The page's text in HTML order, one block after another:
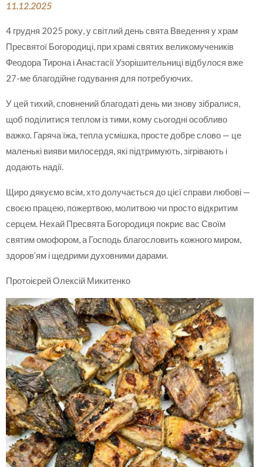
11.12.2025
4 грудня 2025 року, у світлий день свята Введення у храм
Пресвятої Богородиці, при храмі святих великомучеників
Феодора Тирона і Анастасії Узорішительниці відбулося вже
27-ме благодійне годування для потребуючих.
У цей тихий, сповнений благодаті день ми знову зібралися,
щоб поділитися теплом із тими, кому сьогодні особливо
важко. Гаряча їжа, тепла усмішка, просте добре слово — це
маленькі вияви милосердя, які підтримують, зігрівають і
додають надії.
Щиро дякуємо всім, хто долучається до цієї справи любові —
своєю працею, пожертвою, молитвою чи просто відкритим
серцем. Нехай Пресвята Богородиця покриє вас Своїм
святим омофором, а Господь благословить кожного миром,
здоров’ям і щедрими духовними дарами.
Протоієрей Олексій Микитенко